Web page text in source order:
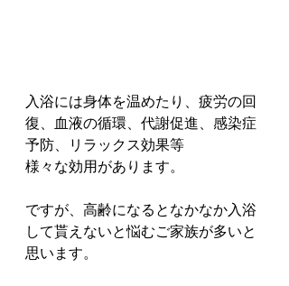
入浴には身体を温めたり、疲労の回
復、血液の循環、代謝促進、感染症
予防、リラックス効果等
様々な効用があります。
ですが、高齢になるとなかなか入浴
して貰えないと悩むご家族が多いと
思います。